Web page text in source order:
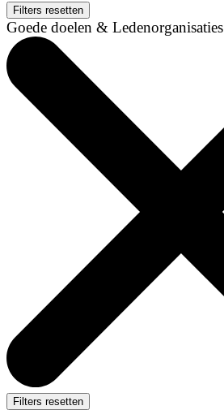
Filters resetten
Goede doelen & Ledenorganisaties
Filters resetten